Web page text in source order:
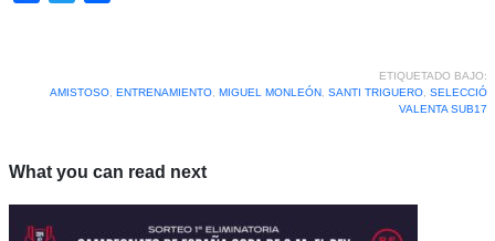
ETIQUETADO BAJO:
AMISTOSO, ENTRENAMIENTO, MIGUEL MONLEÓN, SANTI TRIGUERO, SELECCIÓ
VALENTA SUB17
What you can read next